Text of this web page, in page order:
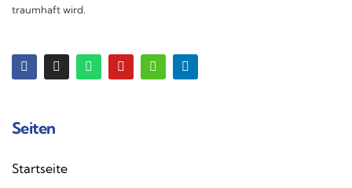
traumhaft wird.
Seiten
Startseite